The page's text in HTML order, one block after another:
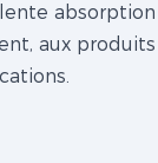
aux